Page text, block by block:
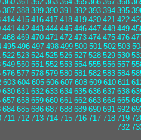
387 388 389 390 391 392 393 394 395
414 415 416 417 418 419 420 421 422
441 442 443 444 445 446 447 448 449
468 469 470 471 472 473 474 475 476
495 496 497 498 499 500 501 502 503
522 523 524 525 526 527 528 529 530
549 550 551 552 553 554 555 556 557
576 577 578 579 580 581 582 583 584
603 604 605 606 607 608 609 610 611
630 631 632 633 634 635 636 637 638
657 658 659 660 661 662 663 664 665
684 685 686 687 688 689 690 691 692
711 712 713 714 715 716 717 718 719
732